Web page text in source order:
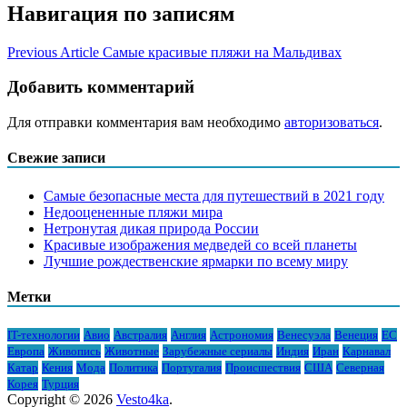
Навигация по записям
Previous Article Самые красивые пляжи на Мальдивах
Добавить комментарий
Для отправки комментария вам необходимо авторизоваться.
Свежие записи
Самые безопасные места для путешествий в 2021 году
Недооцененные пляжи мира
Нетронутая дикая природа России
Красивые изображения медведей со всей планеты
Лучшие рождественские ярмарки по всему миру
Метки
IT-технологии Авио Австралия Англия Астрономия Венесуэла Венеция ЕС
Европа Живопись Животные Зарубежные сериалы Индия Иран Карнавал
Катар Кения Мода Политика Португалия Происшествия США Северная
Корея Турция
Copyright © 2026 Vesto4ka.